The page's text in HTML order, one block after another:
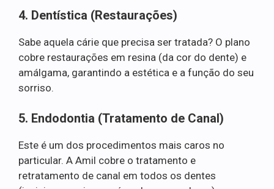
4. Dentística (Restaurações)
Sabe aquela cárie que precisa ser tratada? O plano
cobre restaurações em resina (da cor do dente) e
amálgama, garantindo a estética e a função do seu
sorriso.
5. Endodontia (Tratamento de Canal)
Este é um dos procedimentos mais caros no
particular. A Amil cobre o tratamento e
retratamento de canal em todos os dentes